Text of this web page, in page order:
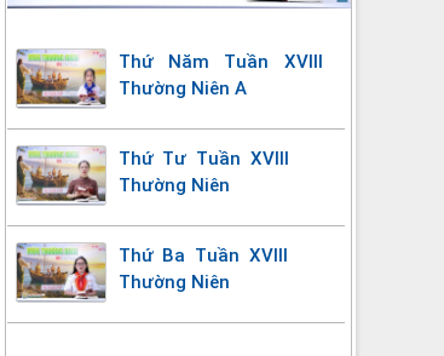
Thứ Năm Tuần XVIII
Thường Niên A
Thứ Tư Tuần XVIII
Thường Niên
Thứ Ba Tuần XVIII
Thường Niên